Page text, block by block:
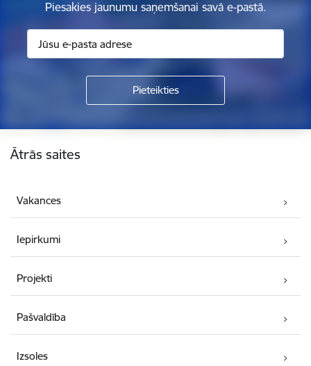
Piesakies jaunumu saņemšanai savā e-pastā.
Ātrās saites
Vakances
Iepirkumi
Projekti
Pašvaldība
Izsoles